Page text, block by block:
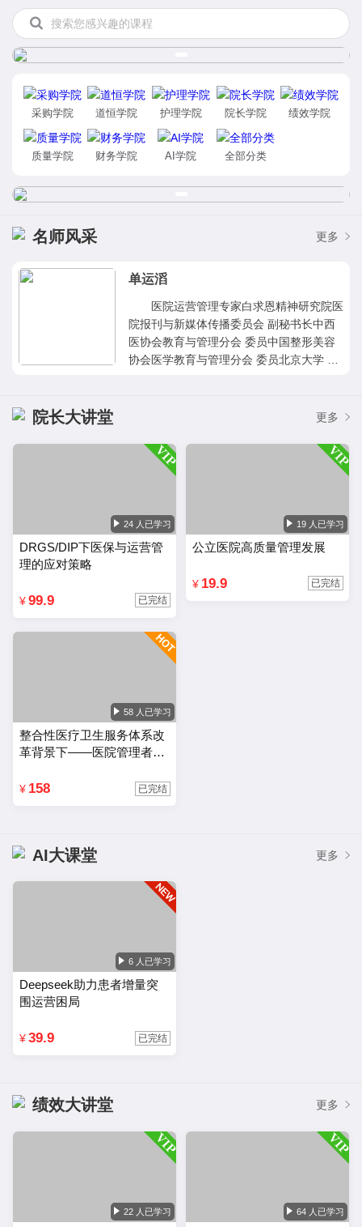
采购学院 道恒学院 护理学院 院长学院 绩效学院
质量学院 财务学院 AI学院 全部分类
名师风采 更多
单运滔
医院运营管理专家白求恩精神研究院医
院报刊与新媒体传播委员会 副秘书长中西
医协会教育与管理分会 委员中国整形美容
协会医学教育与管理分会 委员北京大学 上
规划师国际ACI注册培训师浙江省护理员资
验10年医院、科室精细化管理经验实战经
验：☆ 8年医疗机构品牌、服务实战经验，
训，曾服务于浙江省中医院、浙江中医药大
学附属第三医院、西南医科大学附属中医
院、中山大学附属肿瘤医院、四川省人民医
院、泉州市第一人民医院、重庆市涪陵区中
医院、，累计授课近1000场次，深受医疗
机构和医务工作者的追捧与喜爱。☆ 10年
位、科室运营、医院体系管理等医疗行业不
同层面的岗位历练，累积大量结合一线工作
涌入的情况下，不断深入研究医院新运营思
路提升综合实力的医院运营管理方法。
院长大讲堂 更多
24 人已学习
DRGS/DIP下医保与运营管
理的应对策略
¥ 99.9 已完结
19 人已学习
公立医院高质量管理发展
¥ 19.9 已完结
58 人已学习
整合性医疗卫生服务体系改
革背景下——医院管理者的
¥ 158 已完结
AI大课堂 更多
6 人已学习
Deepseek助力患者增量突
围运营困局
¥ 39.9 已完结
绩效大讲堂 更多
22 人已学习 64 人已学习